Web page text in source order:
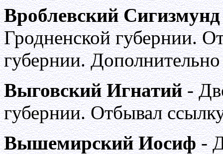
Вроблевский Сигизмунд
Гродненской губернии.
губернии.
Выговский Игнатий-
губернии. Отбывал
Вышемирский Иосиф-